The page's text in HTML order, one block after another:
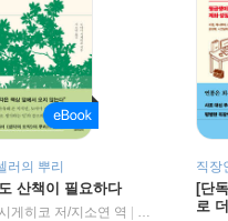
러의 뿌리
산책이 필요하다
게히코 저/지소연 역
알에이치코리
직장
[단
로